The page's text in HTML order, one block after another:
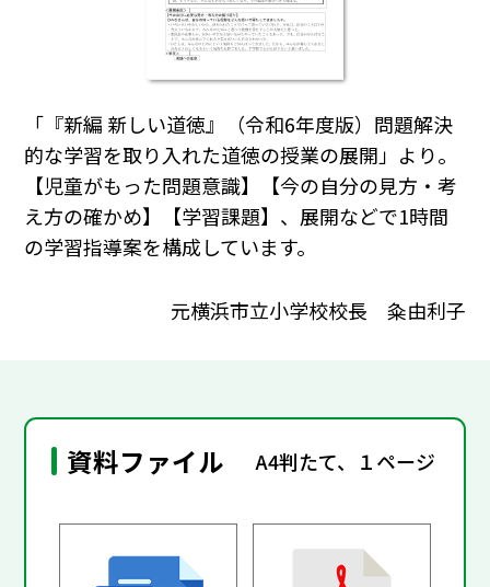
「『新編 新しい道徳』（令和6年度版）問題解決
的な学習を取り入れた道徳の授業の展開」より。
【児童がもった問題意識】【今の自分の見方・考
え方の確かめ】【学習課題】、展開などで1時間
の学習指導案を構成しています。
元横浜市立小学校校長 粂由利子
資料ファイル A4判たて、１ページ